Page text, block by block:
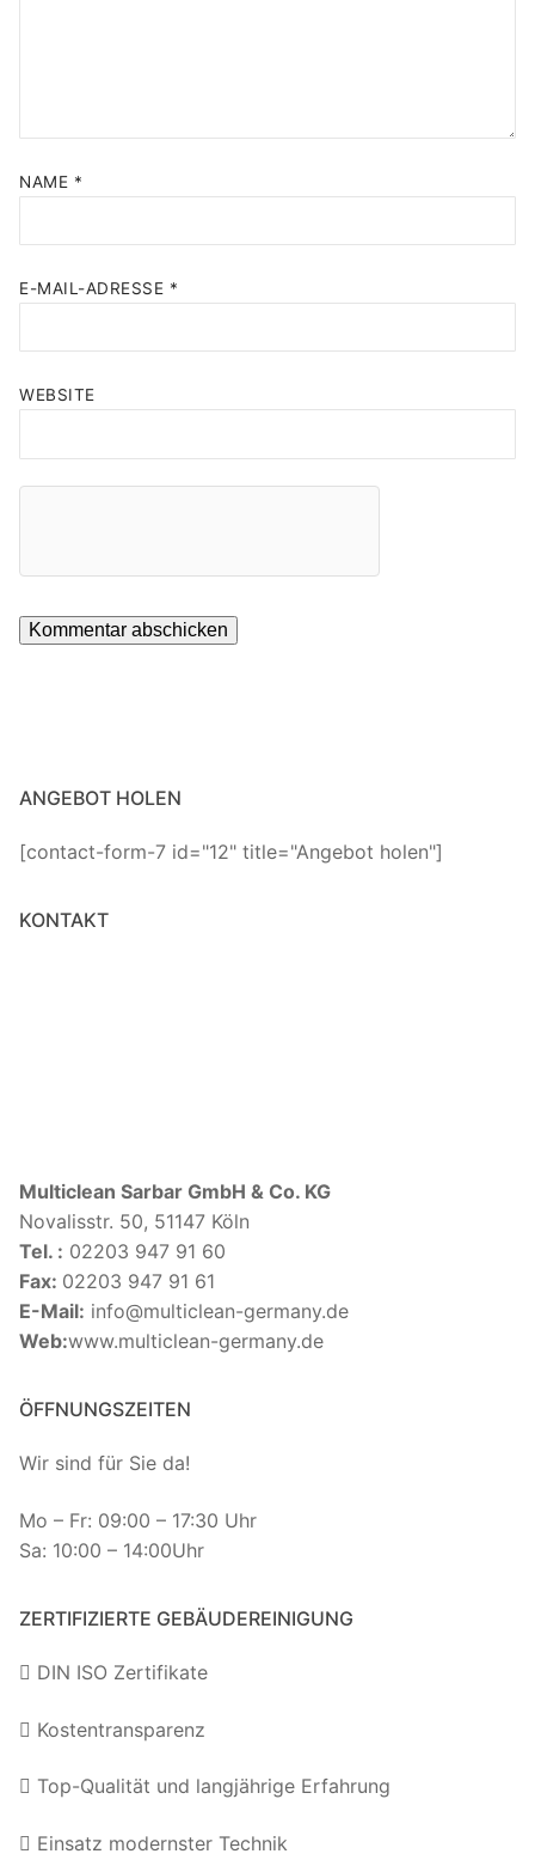
NAME *
E-MAIL-ADRESSE *
WEBSITE
ANGEBOT HOLEN
[contact-form-7 id="12" title="Angebot holen"]
KONTAKT
Multiclean Sarbar GmbH & Co. KG
Novalisstr. 50, 51147 Köln
Tel. : 02203 947 91 60
Fax: 02203 947 91 61
E-Mail: info@multiclean-germany.de
Web:www.multiclean-germany.de
ÖFFNUNGSZEITEN
Wir sind für Sie da!
Mo – Fr: 09:00 – 17:30 Uhr
Sa: 10:00 – 14:00Uhr
ZERTIFIZIERTE GEBÄUDEREINIGUNG
DIN ISO Zertifikate
Kostentransparenz
Top-Qualität und langjährige Erfahrung
Einsatz modernster Technik